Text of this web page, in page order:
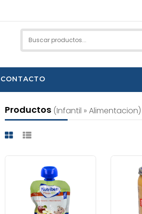
CONTACTO
Productos (infantil » Alimentacion)